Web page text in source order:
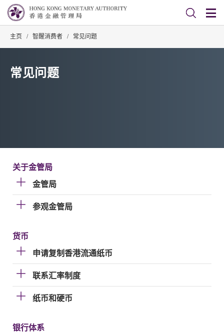
主页 / 智醒消费者 / 常见问题
常见问题
关于金管局
金管局
参观金管局
货币
申请复制香港流通纸币
联系汇率制度
纸币和硬币
银行体系